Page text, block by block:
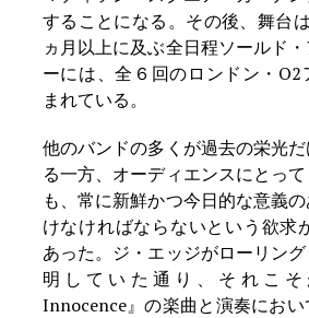
することになる。その後、舞台
ヵ月以上に及ぶ全日程ソールド
ーには、全６回のロンドン・O2
まれている。
他のバンドの多くが過去の栄光
る一方、オーディエンスにとっ
も、常に新鮮かつ今日的な意義
けなければならないという欲求
あった。ジ・エッジがローリン
明していた通り、それこそ
Innocence』の楽曲と演奏にお